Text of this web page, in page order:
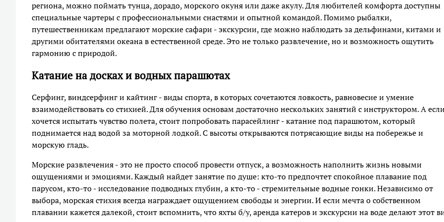
региона, можно поймать тунца, дорадо, морского окуня или даже акулу. Для любителей комфорта доступны
специальные чартеры с профессиональными снастями и опытной командой. Помимо рыбалки,
путешественникам предлагают морские сафари - экскурсии, где можно наблюдать за дельфинами, китами и
другими обитателями океана в естественной среде. Это не только развлечение, но и возможность ощутить
гармонию с природой.
Катание на досках и водных парашютах
Серфинг, виндсерфинг и кайтинг - виды спорта, в которых сочетаются ловкость, равновесие и умение
взаимодействовать со стихией. Для обучения основам достаточно нескольких занятий с инструктором. А
хочется испытать чувство полета, стоит попробовать парасейлинг - катание под парашютом, который
поднимается над водой за моторной лодкой. С высоты открываются потрясающие виды на побережье и
морскую гладь.
Морские развлечения - это не просто способ провести отпуск, а возможность наполнить жизнь новыми
ощущениями и эмоциями. Каждый найдет занятие по душе: кто-то предпочтет спокойное плавание под
парусом, кто-то - исследование подводных глубин, а кто-то - стремительные водные гонки. Независимо от
выбора, морская стихия всегда награждает ощущением свободы и энергии. И если мечта о собственном
плавании кажется далекой, стоит вспомнить, что яхты б/у, аренда катеров и экскурсии на воде делают этот